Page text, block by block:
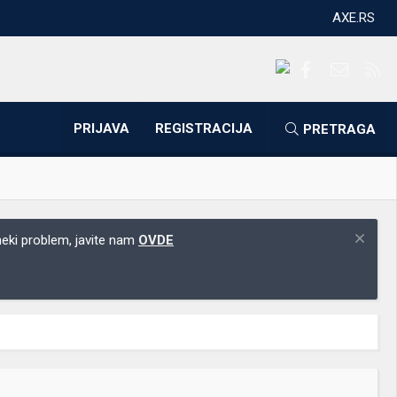
AXE.RS
PRIJAVA REGISTRACIJA PRETRAGA
problem, javite nam OVDE